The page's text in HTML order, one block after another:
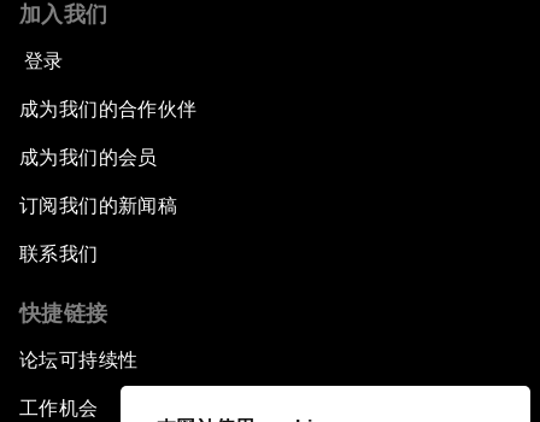
加入我们
登录
成为我们的合作伙伴
成为我们的会员
订阅我们的新闻稿
联系我们
快捷链接
论坛可持续性
工作机会